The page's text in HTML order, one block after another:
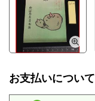
お支払いについて